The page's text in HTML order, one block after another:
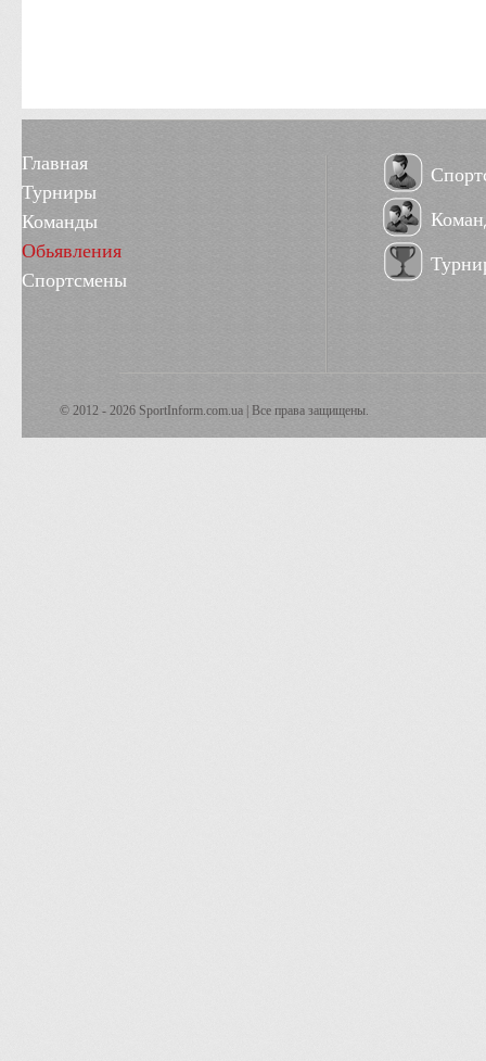
Главная
Турниры
Команды
Обьявления
Спортсмены
© 2012 - 2026 SportInform.com.ua | Все права защищены.